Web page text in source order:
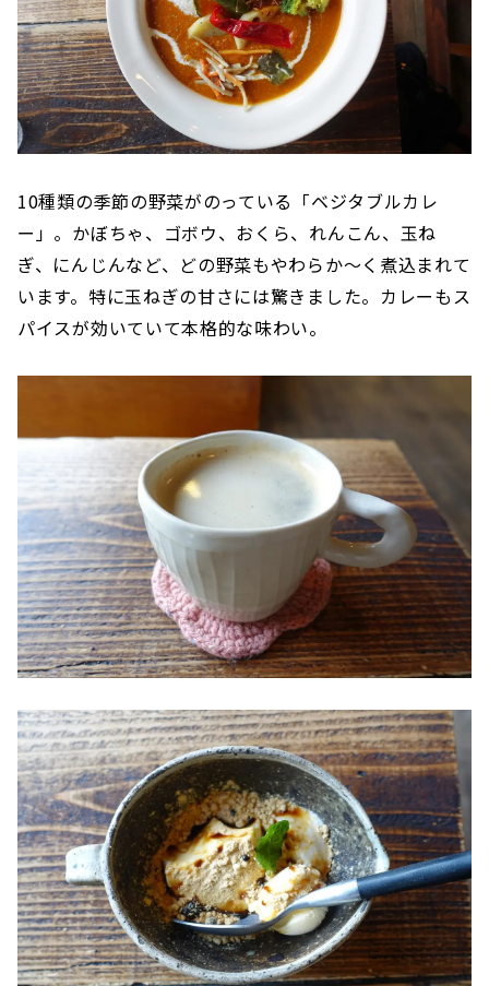
10種類の季節の野菜がのっている「ベジタブルカレ
ー」。かぼちゃ、ゴボウ、おくら、れんこん、玉ね
ぎ、にんじんなど、どの野菜もやわらか〜く煮込まれて
います。特に玉ねぎの甘さには驚きました。カレーもス
パイスが効いていて本格的な味わい。